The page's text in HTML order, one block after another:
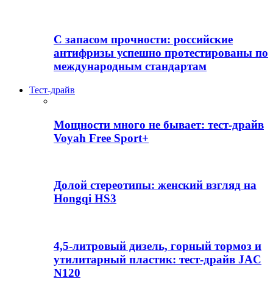
С запасом прочности: российские
антифризы успешно протестированы по
международным стандартам
Тест-драйв
Мощности много не бывает: тест-драйв
Voyah Free Sport+
Долой стереотипы: женский взгляд на
Hongqi HS3
4,5-литровый дизель, горный тормоз и
утилитарный пластик: тест-драйв JAC
N120